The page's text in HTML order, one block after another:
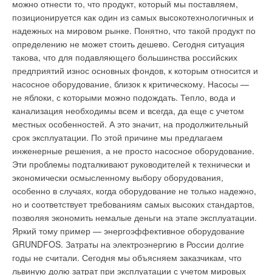
можно отнести то, что продукт, который мы поставляем,
позиционируется как один из самых высокотехнологичных и
надежных на мировом рынке. Понятно, что такой продукт по
определению не может стоить дешево. Сегодня ситуация
такова, что для подавляющего большинства российских
предприятий износ основных фондов, к которым относится и
насосное оборудование, близок к критическому. Насосы —
не яблоки, с которыми можно подождать. Тепло, вода и
канализация необходимы всем и всегда, да еще с учетом
местных особенностей. А это значит, на продолжительный
срок эксплуатации. По этой причине мы предлагаем
инженерные решения, а не просто насосное оборудование.
Эти проблемы подталкивают руководителей к технически и
экономически осмысленному выбору оборудования,
особенно в случаях, когда оборудование не только надежно,
но и соответствует требованиям самых высоких стандартов,
позволяя экономить немалые деньги на этапе эксплуатации.
Яркий тому пример — энергоэффективное оборудование
GRUNDFOS. Затраты на электроэнергию в России долгие
годы не считали. Сегодня мы объясняем заказчикам, что
львиную долю затрат при эксплуатации с учетом мировых
требованиями к воде. Испытания подтвердили все
планируемые характеристики, в т.ч. КПД на газе порядка
94%. Конструкция новых водотрубных котлов, разработанная
«Дорогобужкотломашем», дает возможность установки на
один тип котлов как длиннофакельных импортных,
например,
Weishaupt Wester
, CibItal, так и относительно
короткофакельных отечественные горелочных устройств.
Фирма «БИБ Кохран Лтд» (Великобритания) выпустила на
рынок новую горелку «Кохран Эквинокс» для диапазона
мощностей 3,5–14 МВт на газовом, жидком и
комбинированном топливе. Разработка горелки велась в
течение двух лет на базе технологий «Кохран», успешно
применявшихся фирмой на горелках малой мощности более
40 лет. Горелка «Кохран Эквинокс» имеет проверенную
конструкцию с распылением топлива под давлением. Ноу-
хау фирмы позволили добиться оптимального «чистого»
горения с небольшим уровенем выбросов, низкого уровня
шума, гибкости в подаче топлива и минимальных требований
по обслуживанию. В отношении жидкого топлива надо
уровня шума до 21 дБ (а для японского рынка достигнут
уровень в 19 дБ). Этот уровень шумности уже неразличим
человеческих ухом, поэтому дальнейшее
совершенствование кондиционеров в этой области не имеет
смысла.
Энергоэффективность
Высокая энергоэффективность — это способность
кондиционера вырабатывать большее количество холода
или тепла при меньших затратах электроэнергии. Это,
пожалуй, одна из немногих областей, где совершенствование
может быть бесконечным. Коэффициент преобразования
кондиционеров «Мицубиси Электрик» один из самых
высоких: для наиболее популярной модели
производительностью 2,2 кВт он составляет 3,71.
Коэффициент более 4 сегодня имеют самые передовые
модели, а опытные образцы — более 5 (т.е. на 1 кВт
электроэнергии получается более 5 кВт холода). Поскольку
повышение энергоэффективности кондиционеров —
сложная задача, и цифра 5 кажется максимальной,